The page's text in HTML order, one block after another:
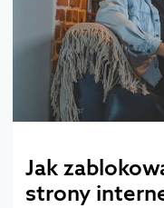
Jak
strony